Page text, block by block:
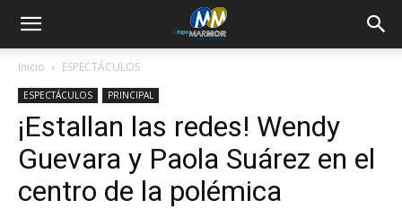
Inicio ESPECTÁCULOS
ESPECTÁCULOS PRINCIPAL
¡Estallan las redes! Wendy
Guevara y Paola Suárez en el
centro de la polémica